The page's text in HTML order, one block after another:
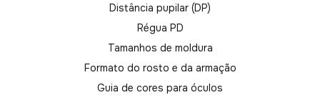
Distância pupilar (DP)
Régua PD
Tamanhos de moldura
Formato do rosto e da armação
Guia de cores para óculos